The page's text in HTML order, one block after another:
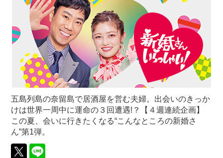
五島列島の奈留島で居酒屋を営む夫婦。出会いのきっか
けは世界一周中に運命の３回遭遇!？【４週連続企画】
この夏、会いに行きたくなる“こんなところの新婚さ
ん”第1弾。